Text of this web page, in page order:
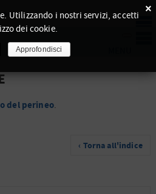
del perineo.
‹ Torna all'indice
×
Utilizzando i nostri servizi, accetti
dei cookie.
Approfondisci